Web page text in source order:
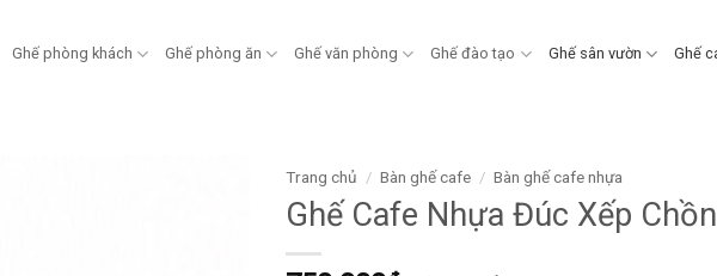
Ghế phòng khách Ghế phòng ăn Ghế văn phòng Ghế đào tạo Ghế sân vườn Ghế
Trang chủ / Bàn ghế cafe / Bàn ghế cafe nhựa
Ghế Cafe Nhựa Đúc Xếp